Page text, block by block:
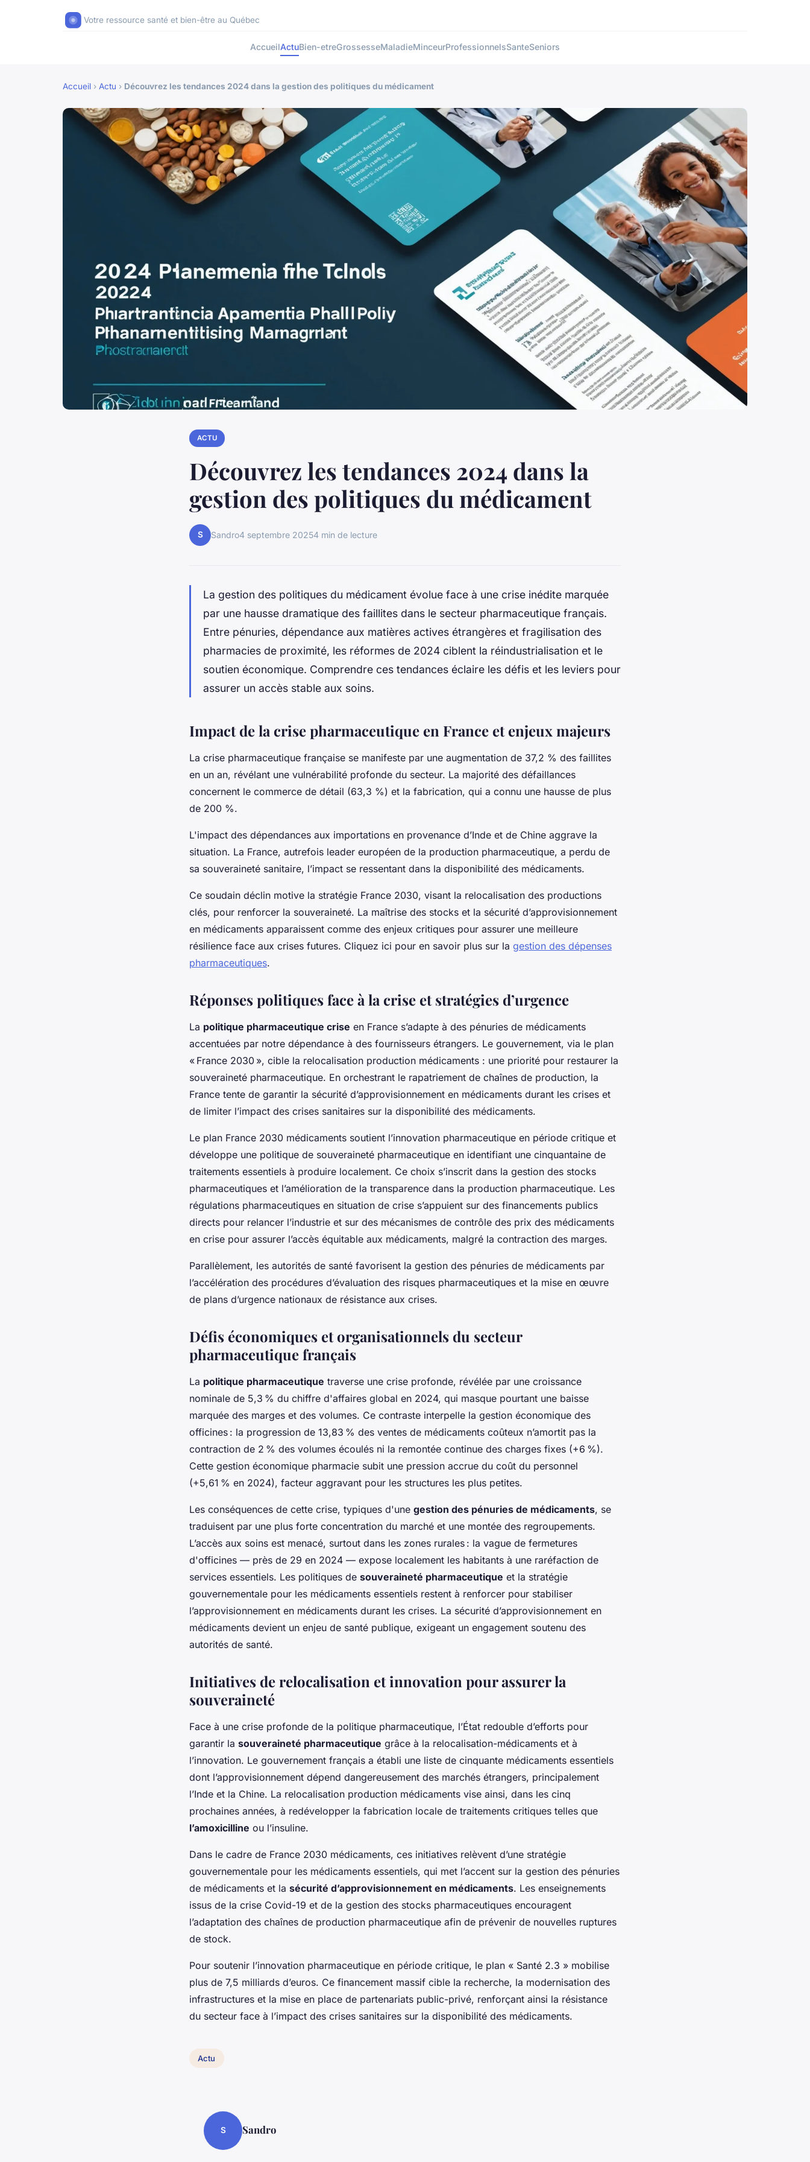
Votre ressource santé et bien-être au Québec
AccueilActuBien-etreGrossesseMaladieMinceurProfessionnelsSanteSeniors
Accueil › Actu › Découvrez les tendances 2024 dans la gestion des politiques du médicament
ACTU
Découvrez les tendances 2024 dans la
gestion des politiques du médicament
S Sandro4 septembre 20254 min de lecture
La gestion des politiques du médicament évolue face à une crise inédite marquée
par une hausse dramatique des faillites dans le secteur pharmaceutique français.
Entre pénuries, dépendance aux matières actives étrangères et fragilisation des
pharmacies de proximité, les réformes de 2024 ciblent la réindustrialisation et le
soutien économique. Comprendre ces tendances éclaire les défis et les leviers pour
assurer un accès stable aux soins.
Impact de la crise pharmaceutique en France et enjeux majeurs
La crise pharmaceutique française se manifeste par une augmentation de 37,2 % des faillites
en un an, révélant une vulnérabilité profonde du secteur. La majorité des défaillances
concernent le commerce de détail (63,3 %) et la fabrication, qui a connu une hausse de plus
de 200 %.
L'impact des dépendances aux importations en provenance d’Inde et de Chine aggrave la
situation. La France, autrefois leader européen de la production pharmaceutique, a perdu de
sa souveraineté sanitaire, l’impact se ressentant dans la disponibilité des médicaments.
Ce soudain déclin motive la stratégie France 2030, visant la relocalisation des productions
clés, pour renforcer la souveraineté. La maîtrise des stocks et la sécurité d’approvisionnement
en médicaments apparaissent comme des enjeux critiques pour assurer une meilleure
résilience face aux crises futures. Cliquez ici pour en savoir plus sur la gestion des dépenses
pharmaceutiques.
Réponses politiques face à la crise et stratégies d’urgence
La politique pharmaceutique crise en France s’adapte à des pénuries de médicaments
accentuées par notre dépendance à des fournisseurs étrangers. Le gouvernement, via le plan
« France 2030 », cible la relocalisation production médicaments : une priorité pour restaurer la
souveraineté pharmaceutique. En orchestrant le rapatriement de chaînes de production, la
France tente de garantir la sécurité d’approvisionnement en médicaments durant les crises et
de limiter l’impact des crises sanitaires sur la disponibilité des médicaments.
Le plan France 2030 médicaments soutient l’innovation pharmaceutique en période critique et
développe une politique de souveraineté pharmaceutique en identifiant une cinquantaine de
traitements essentiels à produire localement. Ce choix s’inscrit dans la gestion des stocks
pharmaceutiques et l’amélioration de la transparence dans la production pharmaceutique. Les
régulations pharmaceutiques en situation de crise s’appuient sur des financements publics
directs pour relancer l’industrie et sur des mécanismes de contrôle des prix des médicaments
en crise pour assurer l’accès équitable aux médicaments, malgré la contraction des marges.
Parallèlement, les autorités de santé favorisent la gestion des pénuries de médicaments par
l’accélération des procédures d’évaluation des risques pharmaceutiques et la mise en œuvre
de plans d’urgence nationaux de résistance aux crises.
Défis économiques et organisationnels du secteur
pharmaceutique français
La politique pharmaceutique traverse une crise profonde, révélée par une croissance
nominale de 5,3 % du chiffre d'affaires global en 2024, qui masque pourtant une baisse
marquée des marges et des volumes. Ce contraste interpelle la gestion économique des
officines : la progression de 13,83 % des ventes de médicaments coûteux n’amortit pas la
contraction de 2 % des volumes écoulés ni la remontée continue des charges fixes (+6 %).
Cette gestion économique pharmacie subit une pression accrue du coût du personnel
(+5,61 % en 2024), facteur aggravant pour les structures les plus petites.
Les conséquences de cette crise, typiques d'une gestion des pénuries de médicaments, se
traduisent par une plus forte concentration du marché et une montée des regroupements.
L’accès aux soins est menacé, surtout dans les zones rurales : la vague de fermetures
d'officines — près de 29 en 2024 — expose localement les habitants à une raréfaction de
services essentiels. Les politiques de souveraineté pharmaceutique et la stratégie
gouvernementale pour les médicaments essentiels restent à renforcer pour stabiliser
l’approvisionnement en médicaments durant les crises. La sécurité d’approvisionnement en
médicaments devient un enjeu de santé publique, exigeant un engagement soutenu des
autorités de santé.
Initiatives de relocalisation et innovation pour assurer la
souveraineté
Face à une crise profonde de la politique pharmaceutique, l’État redouble d’efforts pour
garantir la souveraineté pharmaceutique grâce à la relocalisation-médicaments et à
l’innovation. Le gouvernement français a établi une liste de cinquante médicaments essentiels
dont l’approvisionnement dépend dangereusement des marchés étrangers, principalement
l’Inde et la Chine. La relocalisation production médicaments vise ainsi, dans les cinq
prochaines années, à redévelopper la fabrication locale de traitements critiques telles que
l’amoxicilline ou l’insuline.
Dans le cadre de France 2030 médicaments, ces initiatives relèvent d’une stratégie
gouvernementale pour les médicaments essentiels, qui met l’accent sur la gestion des pénuries
de médicaments et la sécurité d’approvisionnement en médicaments. Les enseignements
issus de la crise Covid-19 et de la gestion des stocks pharmaceutiques encouragent
l’adaptation des chaînes de production pharmaceutique afin de prévenir de nouvelles ruptures
de stock.
Pour soutenir l’innovation pharmaceutique en période critique, le plan « Santé 2.3 » mobilise
plus de 7,5 milliards d’euros. Ce financement massif cible la recherche, la modernisation des
infrastructures et la mise en place de partenariats public-privé, renforçant ainsi la résistance
du secteur face à l’impact des crises sanitaires sur la disponibilité des médicaments.
Actu
S Sandro